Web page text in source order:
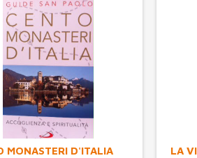
MONASTERI D'ITALIA LA